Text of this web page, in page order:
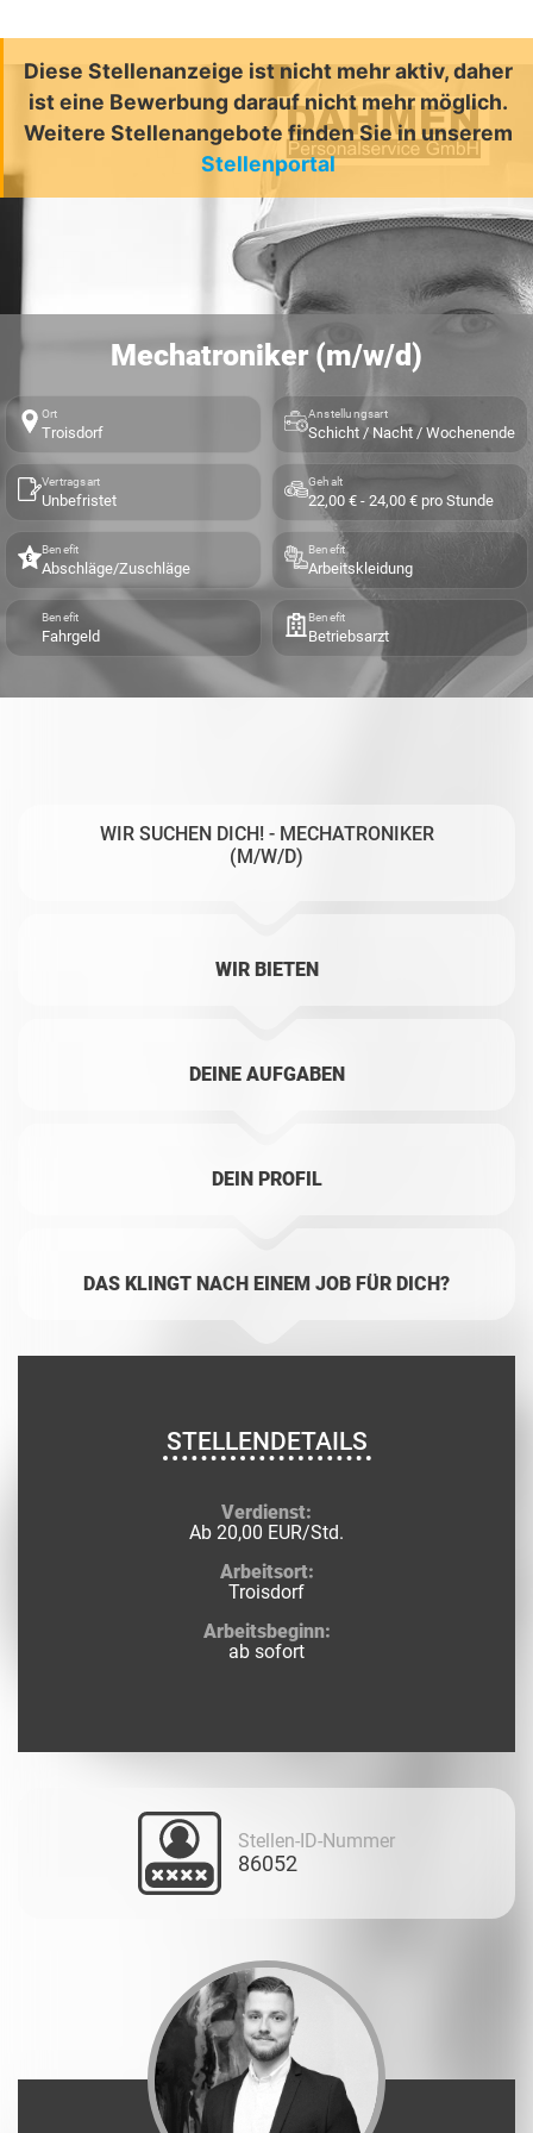
Diese Stellenanzeige ist nicht mehr aktiv, daher
ist eine Bewerbung darauf nicht mehr möglich.
Weitere Stellenangebote finden Sie in unserem
Stellenportal
Mechatroniker (m/w/d)
Ort
Troisdorf
Anstellungsart
Schicht / Nacht / Wochenende
Vertragsart
Unbefristet
Gehalt
22,00 € - 24,00 € pro Stunde
Benefit
Abschläge/Zuschläge
Benefit
Arbeitskleidung
Benefit
Fahrgeld
Benefit
Betriebsarzt
WIR SUCHEN DICH! - MECHATRONIKER
(M/W/D)
WIR BIETEN
DEINE AUFGABEN
DEIN PROFIL
DAS KLINGT NACH EINEM JOB FÜR DICH?
STELLENDETAILS
Verdienst:
Ab 20,00 EUR/Std.
Arbeitsort:
Troisdorf
Arbeitsbeginn:
ab sofort
Stellen-ID-Nummer
86052